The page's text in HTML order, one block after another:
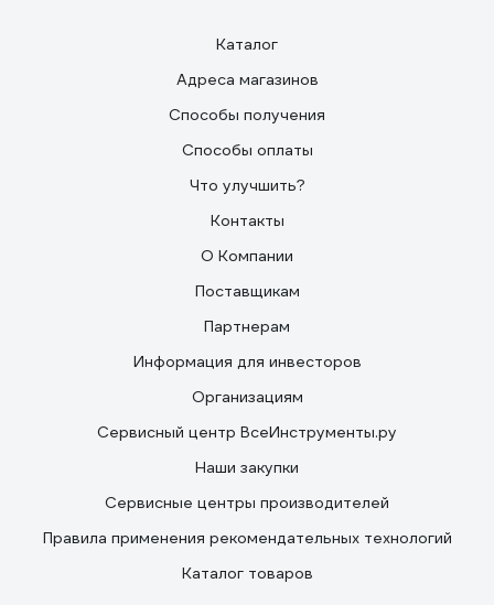
Каталог
Адреса магазинов
Способы получения
Способы оплаты
Что улучшить?
Контакты
О Компании
Поставщикам
Партнерам
Информация для инвесторов
Организациям
Сервисный центр ВсеИнструменты.ру
Наши закупки
Сервисные центры производителей
Правила применения рекомендательных технологий
Каталог товаров